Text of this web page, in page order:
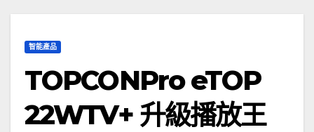
智能產品
TOPCONPro eTOP
22WTV+ 升級播放王